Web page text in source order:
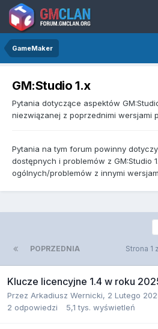
GameMaker
GM:Studio 1.x
Pytania dotyczące aspektów
niezwiązanej z poprzednimi wersjami
Pytania na tym forum powinny
dostępnych i problemów z GM:Studio
ogólnych/problemów z innymi
POPRZEDNIA Strona 1
Klucze licencyjne 1.4 w roku
Przez Arkadiusz Wernicki, 2 Lutego
2 odpowiedzi 5,1 tys. wyświetleń